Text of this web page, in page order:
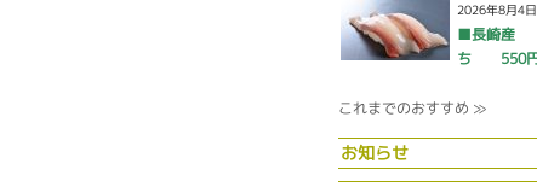
2026年8月4日
■長崎産
ち 550
これまでのおすすめ ≫
お知らせ